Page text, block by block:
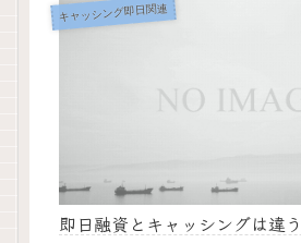
キャッシング即日関連
即日融資とキャッシングは違